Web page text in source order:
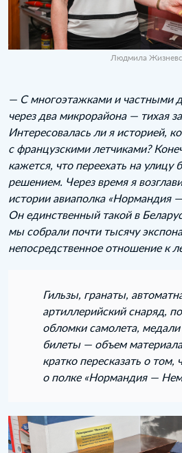
Людмила
— С многоэтажками и частными
через два микрорайона — тихая
Интересовалась ли я историей,
с французскими летчиками?
кажется, что переехать на
решением. Через время я
истории авиаполка «Нормандия
Он единственный такой в
мы собрали почти тысячу
непосредственное отношение к
Гильзы, гранаты,
артиллерийский снаряд,
обломки самолета,
билеты — объем
кратко пересказать о том,
о полке «Нормандия —